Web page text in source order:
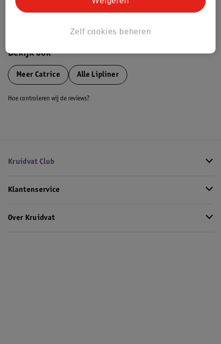
Bekijk ook
Meer Catrice Alle Lipliner
Hoe controleren wij de reviews?
Kruidvat Club
Klantenservice
Over Kruidvat
Zelf cookies beheren